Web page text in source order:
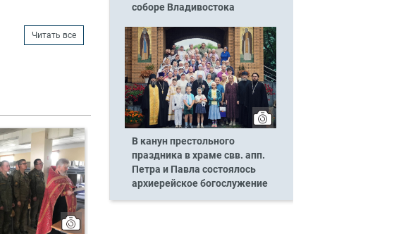
Читать все
соборе Владивостока
В канун престольного
праздника в храме свв. апп.
Петра и Павла состоялось
архиерейское богослужение